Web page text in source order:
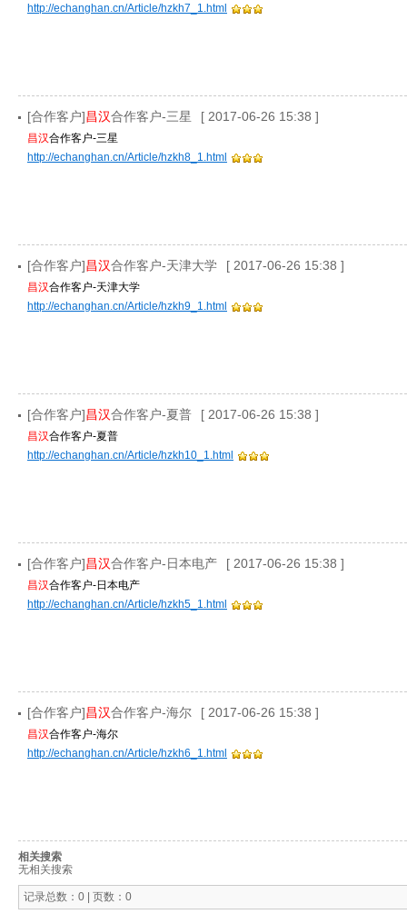
http://echanghan.cn/Article/hzkh7_1.html
[合作客户]昌汉合作客户-三星 [ 2017-06-26 15:38 ]
昌汉合作客户-三星
http://echanghan.cn/Article/hzkh8_1.html
[合作客户]昌汉合作客户-天津大学 [ 2017-06-26 15:38 ]
昌汉合作客户-天津大学
http://echanghan.cn/Article/hzkh9_1.html
[合作客户]昌汉合作客户-夏普 [ 2017-06-26 15:38 ]
昌汉合作客户-夏普
http://echanghan.cn/Article/hzkh10_1.html
[合作客户]昌汉合作客户-日本电产 [ 2017-06-26 15:38 ]
昌汉合作客户-日本电产
http://echanghan.cn/Article/hzkh5_1.html
[合作客户]昌汉合作客户-海尔 [ 2017-06-26 15:38 ]
昌汉合作客户-海尔
http://echanghan.cn/Article/hzkh6_1.html
相关搜索
无相关搜索
记录总数：0 | 页数：0